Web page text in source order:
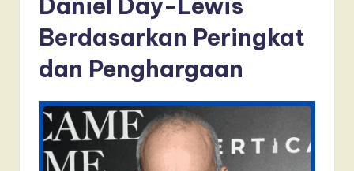
Daniel Day-Lewis
Berdasarkan Peringkat
dan Penghargaan